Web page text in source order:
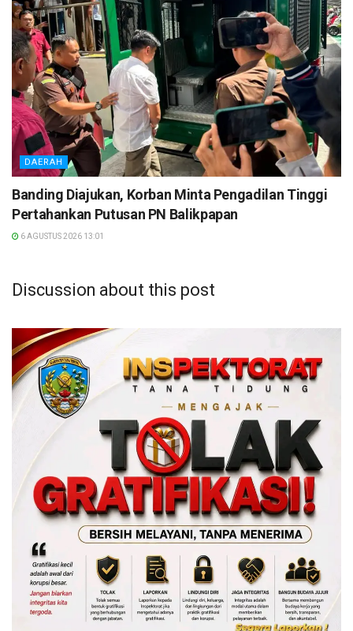
DAERAH
Banding Diajukan, Korban Minta Pengadilan Tinggi
Pertahankan Putusan PN Balikpapan
6 AGUSTUS 2026 13:01
Discussion about this post